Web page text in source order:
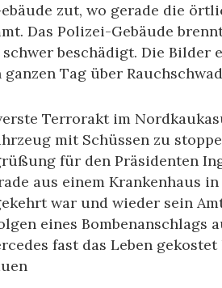
zut, wo gerade die
Das Polizei-Gebäude
beschädigt. Die Bilder
Tag über
Terrorakt im
mit Schüssen zu
für den Präsidenten
aus einem Krankenhaus
war und wieder sein
eines
fast das Leben gekostet